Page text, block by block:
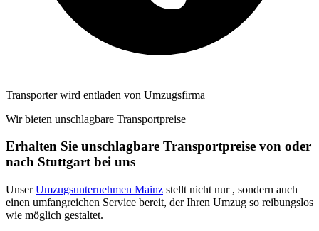
Transporter wird entladen von Umzugsfirma
Wir bieten unschlagbare Transportpreise
Erhalten Sie unschlagbare Transportpreise von oder
nach Stuttgart bei uns
UnserUmzugsunternehmen Mainz stellt nicht nur , sondern auch
einen umfangreichen Service bereit, der Ihren Umzug so reibungslos
wie möglich gestaltet.